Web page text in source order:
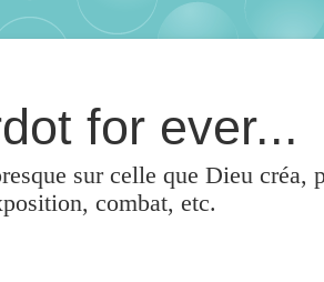
for ever...
sur celle que Dieu créa,
combat, etc.